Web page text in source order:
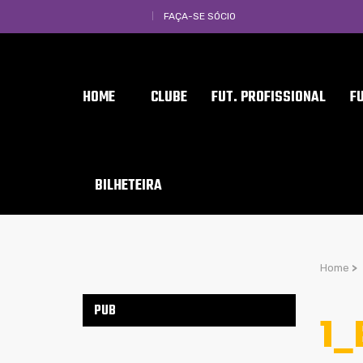
FAÇA-SE SÓCIO
HOME CLUBE FUT. PROFISSIONAL
BILHETEIRA
Home >
PUB